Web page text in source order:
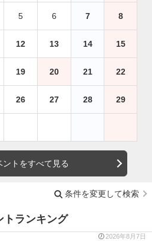
5 6 7 8
12 13 14 15
19 20 21 22
26 27 28 29
ントをすべて見る
条件を変更して検索
トランキング
2026年8月7日